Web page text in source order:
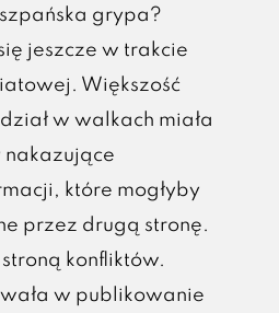
grypa?
jeszcze w trakcie
Większość
w walkach miała
nakazujące
które mogłyby
przez drugą stronę.
konfliktów.
w publikowanie